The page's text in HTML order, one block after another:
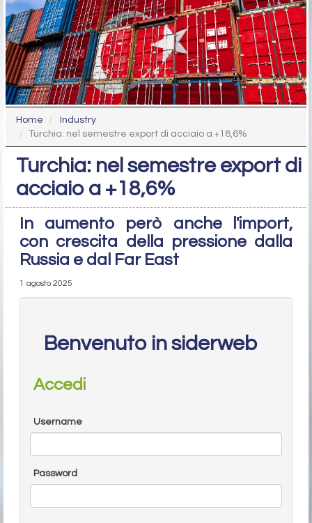
Home
Industry
Turchia: nel semestre export di acciaio a +18,6%
Turchia: nel semestre export di
acciaio a +18,6%
In aumento però anche l'import,
con crescita della pressione dalla
Russia e dal Far East
1 agosto 2025
Benvenuto in siderweb
Accedi
Username
Password